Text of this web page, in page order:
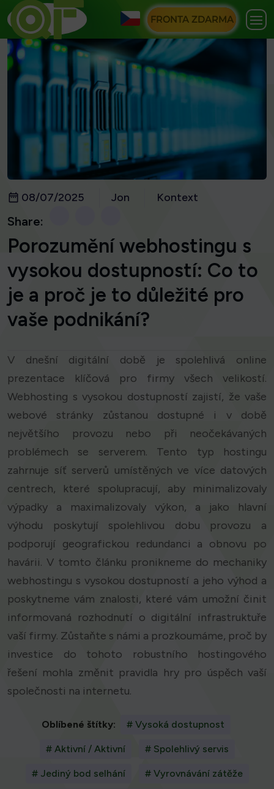
FRONTA ZDARMA
08/07/2025 Jon Kontext
Share:
Porozumění webhostingu s
vysokou dostupností: Co to
je a proč je to důležité pro
vaše podnikání?
V dnešní digitální době je spolehlivá online
prezentace klíčová pro firmy všech velikostí.
Webhosting s vysokou dostupností zajistí, že vaše
webové stránky zůstanou dostupné i v době
největšího provozu nebo při neočekávaných
problémech se serverem. Tento typ hostingu
zahrnuje síť serverů umístěných ve více datových
centrech, které spolupracují, aby minimalizovaly
výpadky a maximalizovaly výkon, a jako hlavní
výhodu poskytují spolehlivou dobu provozu a
podporují geografickou redundanci a obnovu po
havárii. V tomto článku pronikneme do mechaniky
webhostingu s vysokou dostupností a jeho výhod a
poskytneme vám znalosti, které vám umožní činit
informovaná rozhodnutí o digitální infrastruktuře
vaší firmy. Zůstaňte s námi a prozkoumáme, proč by
investice do tohoto robustního hostingového
řešení mohla změnit pravidla hry pro úspěch vaší
společnosti na internetu.
Oblíbené štítky: # Vysoká dostupnost
# Aktivní / Aktivní # Spolehlivý servis
# Jediný bod selhání # Vyrovnávání zátěže